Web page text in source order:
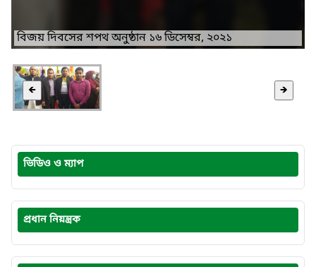
বিজয় দিবসের শপথ অনুষ্ঠান ১৬ ডিসেম্বর, ২০২১
🡸 🡺
ভিডিও ও ম্যাপ
প্রধান নিয়ন্ত্রক